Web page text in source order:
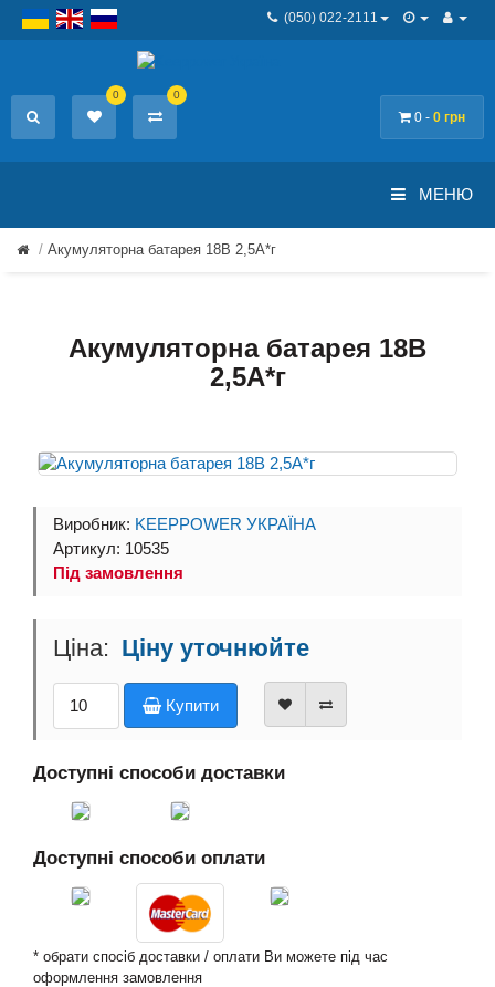
(050) 022-2111
0 - 0 грн
0 0
МЕНЮ
Акумуляторна батарея 18В 2,5A*г
Акумуляторна батарея 18В
2,5A*г
Виробник: KEEPPOWER УКРАЇНА
Артикул: 10535
Під замовлення
Ціну уточнюйте
Купити
Доступні способи доставки
Доступні способи оплати
* обрати спосіб доставки / оплати Ви можете під час
оформлення замовлення